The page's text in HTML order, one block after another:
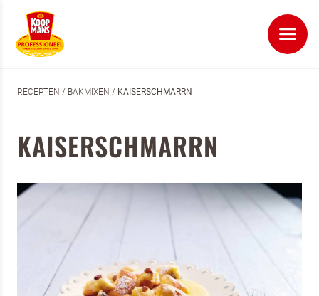
RECEPTEN / BAKMIXEN / KAISERSCHMARRN
KAISERSCHMARRN